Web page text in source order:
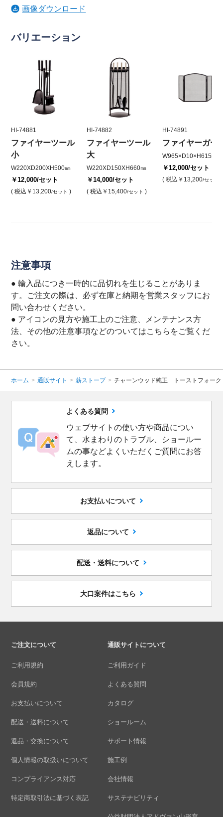
画像ダウンロード
バリエーション
HI-74881
ファイヤーツール
小
W220XD200XH500㎜
￥12,000/セット
( 税込 ￥13,200/セット )
HI-74882
ファイヤーツール
大
W220XD150XH660㎜
￥14,000/セット
( 税込 ￥15,400/セット )
HI-74891
ファイヤーガー
W965×D10×H615mm
￥12,000/セット
( 税込 ￥13,200/セット
注意事項
● 輸入品につき一時的に品切れを生じることがありま
す。ご注文の際は、必ず在庫と納期を営業スタッフにお
問い合わせください。
● アイコンの見方や施工上のご注意、メンテナンス方
法、その他の注意事項などのついてはこちらをご覧くだ
さい。
ホーム > 通販サイト > 薪ストーブ > チャーンウッド純正 トーストフォーク
よくある質問
ウェブサイトの使い方や商品につい
て、水まわりのトラブル、ショールー
ムの事などよくいただくご質問にお答
えします。
お支払いについて
返品について
配送・送料について
大口案件はこちら
ご注文について
ご利用規約
会員規約
お支払いについて
配送・送料について
返品・交換について
個人情報の取扱いについて
コンプライアンス対応
特定商取引法に基づく表記
通販サイトについて
ご利用ガイド
よくある質問
カタログ
ショールーム
サポート情報
施工例
会社情報
サステナビリティ